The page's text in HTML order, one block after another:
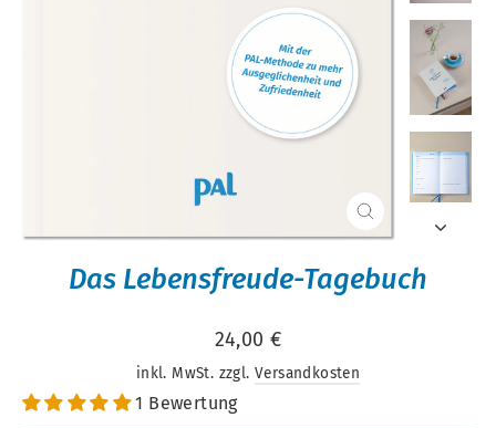
Schließen
(Esc)
Das Lebensfreude-Tagebuch
Normaler
Preis
24,00 €
inkl. MwSt. zzgl. Versandkosten
1 Bewertung